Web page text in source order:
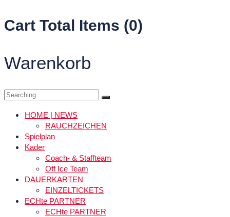
Cart Total Items (0)
Warenkorb
Search
HOME | NEWS
RAUCHZEICHEN
Spielplan
Kader
Coach- & Staffteam
Off Ice Team
DAUERKARTEN
EINZELTICKETS
ECHte PARTNER
ECHte PARTNER